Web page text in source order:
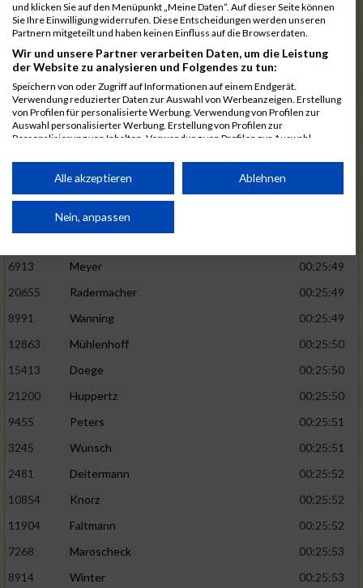
1582 Funken
00:25:42
12220
Cosma
00:25:43
9678
Exner
00:25:43
11817
Schmaul-Klaibee
6812
Koch
00:25:47
9610
Linß
00:25:47
706
Wehmeier
00:25:48
Küpper
Inhoff
6913
Meyer
00:25:49
20655
Radermacher
00:25:49
8991
Wanning
00:25:49
12863
Mühlenhoff
00:25:50
15413
Doege
00:25:50
21200
Huppertz
00:25:50
9455
Peters
00:25:51
3245
Wunsch
00:25:51
2481
Deitermann
00:25:52
10854
Knorz
00:25:52
11904
Faltmann
00:25:52
7268
Maroscheck
00:25:53
8914
Winter
00:25:53
und klicken Sie auf den Menüpunkt „Meine Daten“. Auf dieser Seite können
Sie Ihre Einwilligung widerrufen. Diese Entscheidungen werden unseren
Partnern mitgeteilt und haben keinen Einfluss auf die Browserdaten.
Wir und unsere Partner verarbeiten Daten, um die Leistung
der Website zu analysieren und Folgendes zu tun:
Speichern von oder Zugriff auf Informationen auf einem Endgerät.
Verwendung reduzierter Daten zur Auswahl von Werbeanzeigen. Erstellung
von Profilen für personalisierte Werbung. Verwendung von Profilen zur
Auswahl personalisierter Werbung. Erstellung von Profilen zur
Personalisierung von Inhalten. Verwendung von Profilen zur Auswahl
Performance von Inhalten. Analyse von Zielgruppen durch Statistiken oder
Kombinationen von Daten aus verschiedenen Quellen. Entwicklung und
von Inhalten.
Daten können außerhalb der Europäischen Union weitergegeben und in die
Website/App.
Partnerliste anzeigen (1 IAB-Anbieter)
Wir nutzen Ihre Daten für folgende Zwecke:
Speichern von oder Zugriff auf Informationen
auf einem Endgerät
von Werbeanzeigen
Werbung
personalisierter Werbung
von Inhalten
Alle akzeptieren Ablehnen
Nein, anpassen